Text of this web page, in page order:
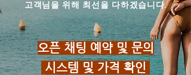
고객님을 위해 최선을 다하겠습니다.
​오픈 채팅 예약 및 문의
시스템 및 가격 확인